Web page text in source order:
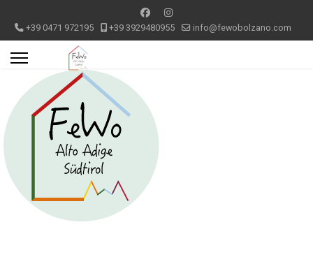
+39 0471 972195 +39 3929480955 info@fewobolzano.com